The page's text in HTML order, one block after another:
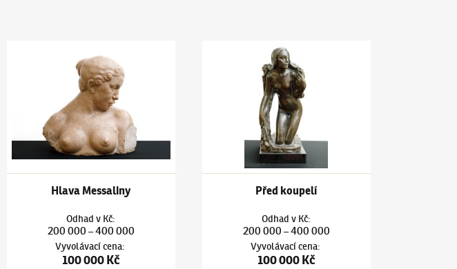
Hlava Messaliny
Odhad v Kč:
200 000 – 400 000
Vyvolávací cena:
100 000 Kč
(1880–1925)
Před koupelí
Odhad v Kč:
200 000 –400 000
Vyvolávací cena:
100 000 Kč